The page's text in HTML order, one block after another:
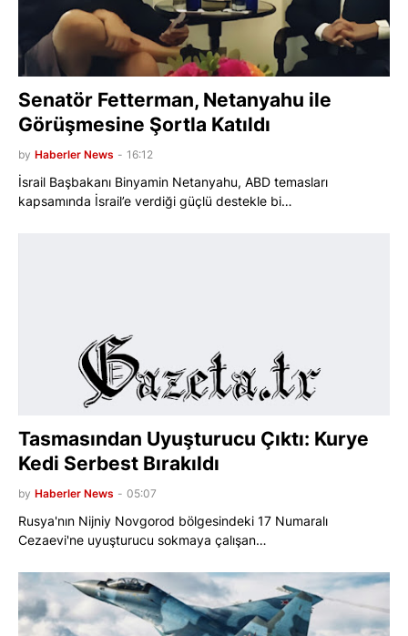
Senatör Fetterman, Netanyahu ile
Görüşmesine Şortla Katıldı
by Haberler News - 16:12
İsrail Başbakanı Binyamin Netanyahu, ABD temasları
kapsamında İsrail’e verdiği güçlü destekle bi…
Tasmasından Uyuşturucu Çıktı: Kurye
Kedi Serbest Bırakıldı
by Haberler News - 05:07
Rusya'nın Nijniy Novgorod bölgesindeki 17 Numaralı
Cezaevi'ne uyuşturucu sokmaya çalışan…